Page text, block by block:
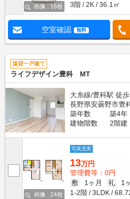
画像 : 16枚
3階
2K 36.1㎡
空室確認 無料
賃貸一戸建て
ライフデザイン豊科 MT
大糸線/豊科駅 徒
長野県安曇野市豊
築年数
築4年
建物階数
2階建
画像 : 24枚
写真充実
13万円
管理費等：0円
敷
1ヶ月 礼
1
1-2階
3LDK